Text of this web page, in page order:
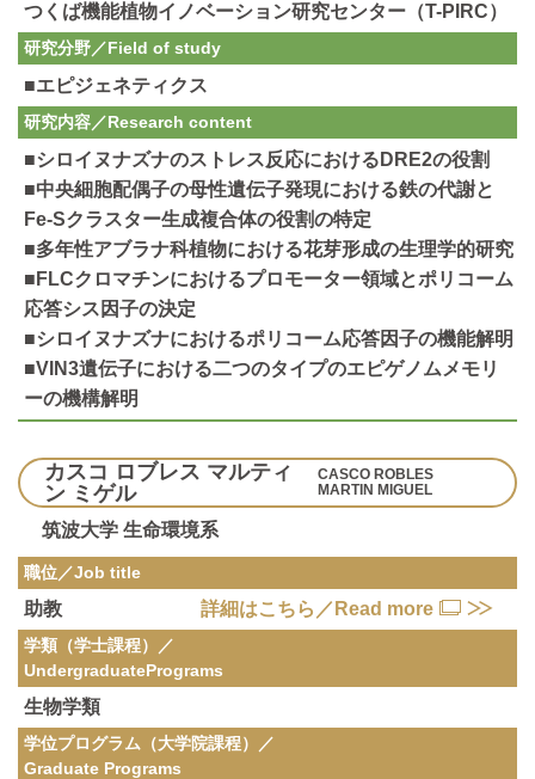
つくば機能植物イノベーション研究センター（T-PIRC）
研究分野／Field of study
■エピジェネティクス
研究内容／Research content
■シロイヌナズナのストレス反応におけるDRE2の役割
■中央細胞配偶子の母性遺伝子発現における鉄の代謝と
Fe-Sクラスター生成複合体の役割の特定
■多年性アブラナ科植物における花芽形成の生理学的研究
■FLCクロマチンにおけるプロモーター領域とポリコーム
応答シス因子の決定
■シロイヌナズナにおけるポリコーム応答因子の機能解明
■VIN3遺伝子における二つのタイプのエピゲノムメモリ
ーの機構解明
カスコ ロブレス マルティ
ン ミゲル
CASCO ROBLES
MARTIN MIGUEL
筑波大学 生命環境系
職位／Job title
助教 詳細はこちら／Read more
学類（学士課程）／
UndergraduatePrograms
生物学類
学位プログラム（大学院課程）／
Graduate Programs